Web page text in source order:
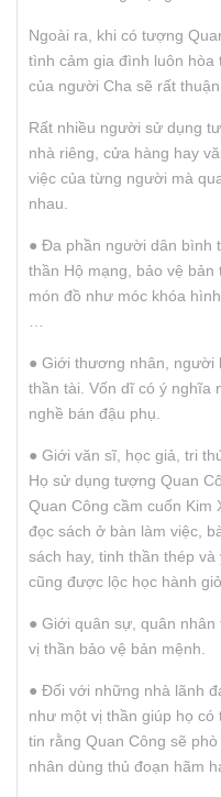
Ngoài ra, khi có tượng
tình cảm gia đình luôn hòa
của người Cha sẽ rất thuận
Rất nhiều người sử dụng
nhà riêng, cửa hàng hay
việc của từng người mà
nhau.
● Đa phần người dân bình
thần Hộ mạng, bảo vệ
món đồ như móc khóa
● Giới thương nhân, người
thần tài. Vốn dĩ có ý nghĩa
nghề bán đậu phụ.
● Giới văn sĩ, học giả, tri
Họ sử dụng tượng Quan
Quan Công cầm cuốn
đọc sách ở bàn làm việc,
sách hay, tinh thần thép
cũng được lộc học hành
● Giới quân sự, quân
vị thần bảo vệ bản mệnh.
● Đối với những nhà lãnh
như một vị thần giúp họ
tin rằng Quan Công sẽ
nhân dùng thủ đoạn hãm